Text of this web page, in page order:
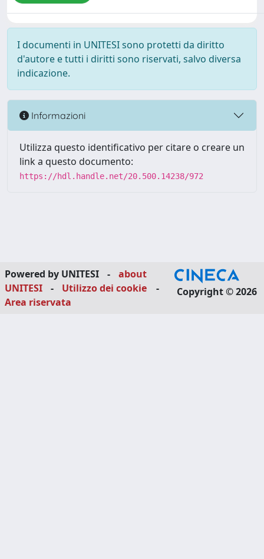
I documenti in UNITESI sono protetti da diritto
d'autore e tutti i diritti sono riservati, salvo diversa
indicazione.
Informazioni
Utilizza questo identificativo per citare o creare un
link a questo documento:
https://hdl.handle.net/20.500.14238/972
Powered by UNITESI -
about
UNITESI
- Utilizzo dei cookie
-
Area riservata
Copyright © 2026